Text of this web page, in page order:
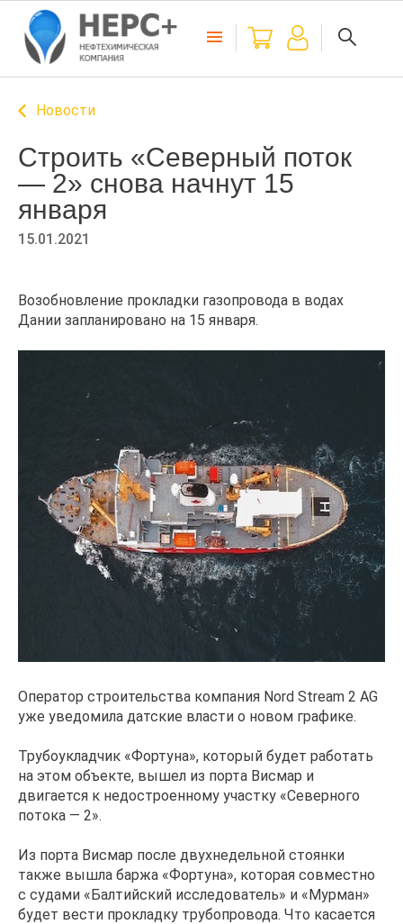
Новости
Строить «Северный поток
— 2» снова начнут 15
января
15.01.2021
Возобновление прокладки газопровода в водах
Дании запланировано на 15 января.
Оператор строительства компания Nord Stream 2 AG
уже уведомила датские власти о новом графике.
Трубоукладчик «Фортуна», который будет работать
на этом объекте, вышел из порта Висмар и
двигается к недостроенному участку «Северного
потока — 2».
Из порта Висмар после двухнедельной стоянки
также вышла баржа «Фортуна», которая совместно
с судами «Балтийский исследователь» и «Мурман»
будет вести прокладку трубопровода. Что касается